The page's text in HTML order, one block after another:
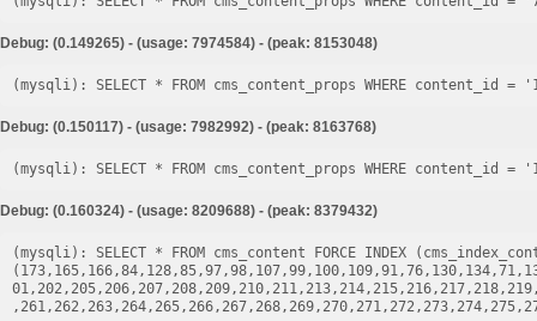
Debug: (0.149265) - (usage: 7974584) - (peak: 8153048)
Debug: (0.150117) - (usage: 7982992) - (peak: 8163768)
Debug: (0.160324) - (usage: 8209688) - (peak: 8379432)
(mysqli): SELECT * FROM cms_content FORCE INDEX